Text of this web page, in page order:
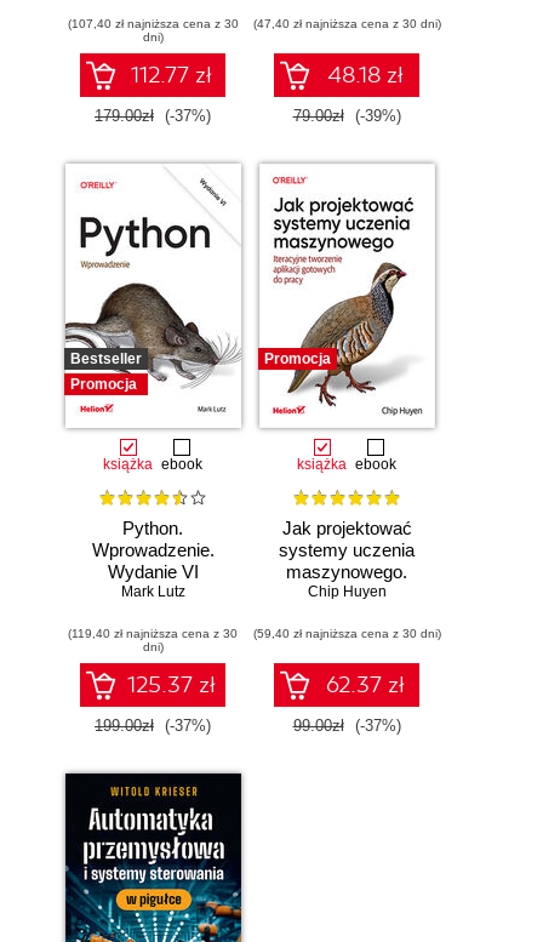
(107,40 zł najniższa cena z 30
dni)
112.77 zł
179.00zł (-37%)
dowodów
elektronicznych dla
początkujących.
Wydanie II
(47,40 zł najniższa cena z 30 dni)
48.18 zł
79.00zł (-39%)
Bestseller
Promocja
książka ebook
Python.
Wprowadzenie.
Wydanie VI
Mark Lutz
(119,40 zł najniższa cena z 30
dni)
125.37 zł
199.00zł (-37%)
Promocja
książka ebook
Jak projektować
systemy uczenia
maszynowego.
Iteracyjne
gotowych do pracy
Chip Huyen
(59,40 zł najniższa cena z 30 dni)
62.37 zł
99.00zł (-37%)